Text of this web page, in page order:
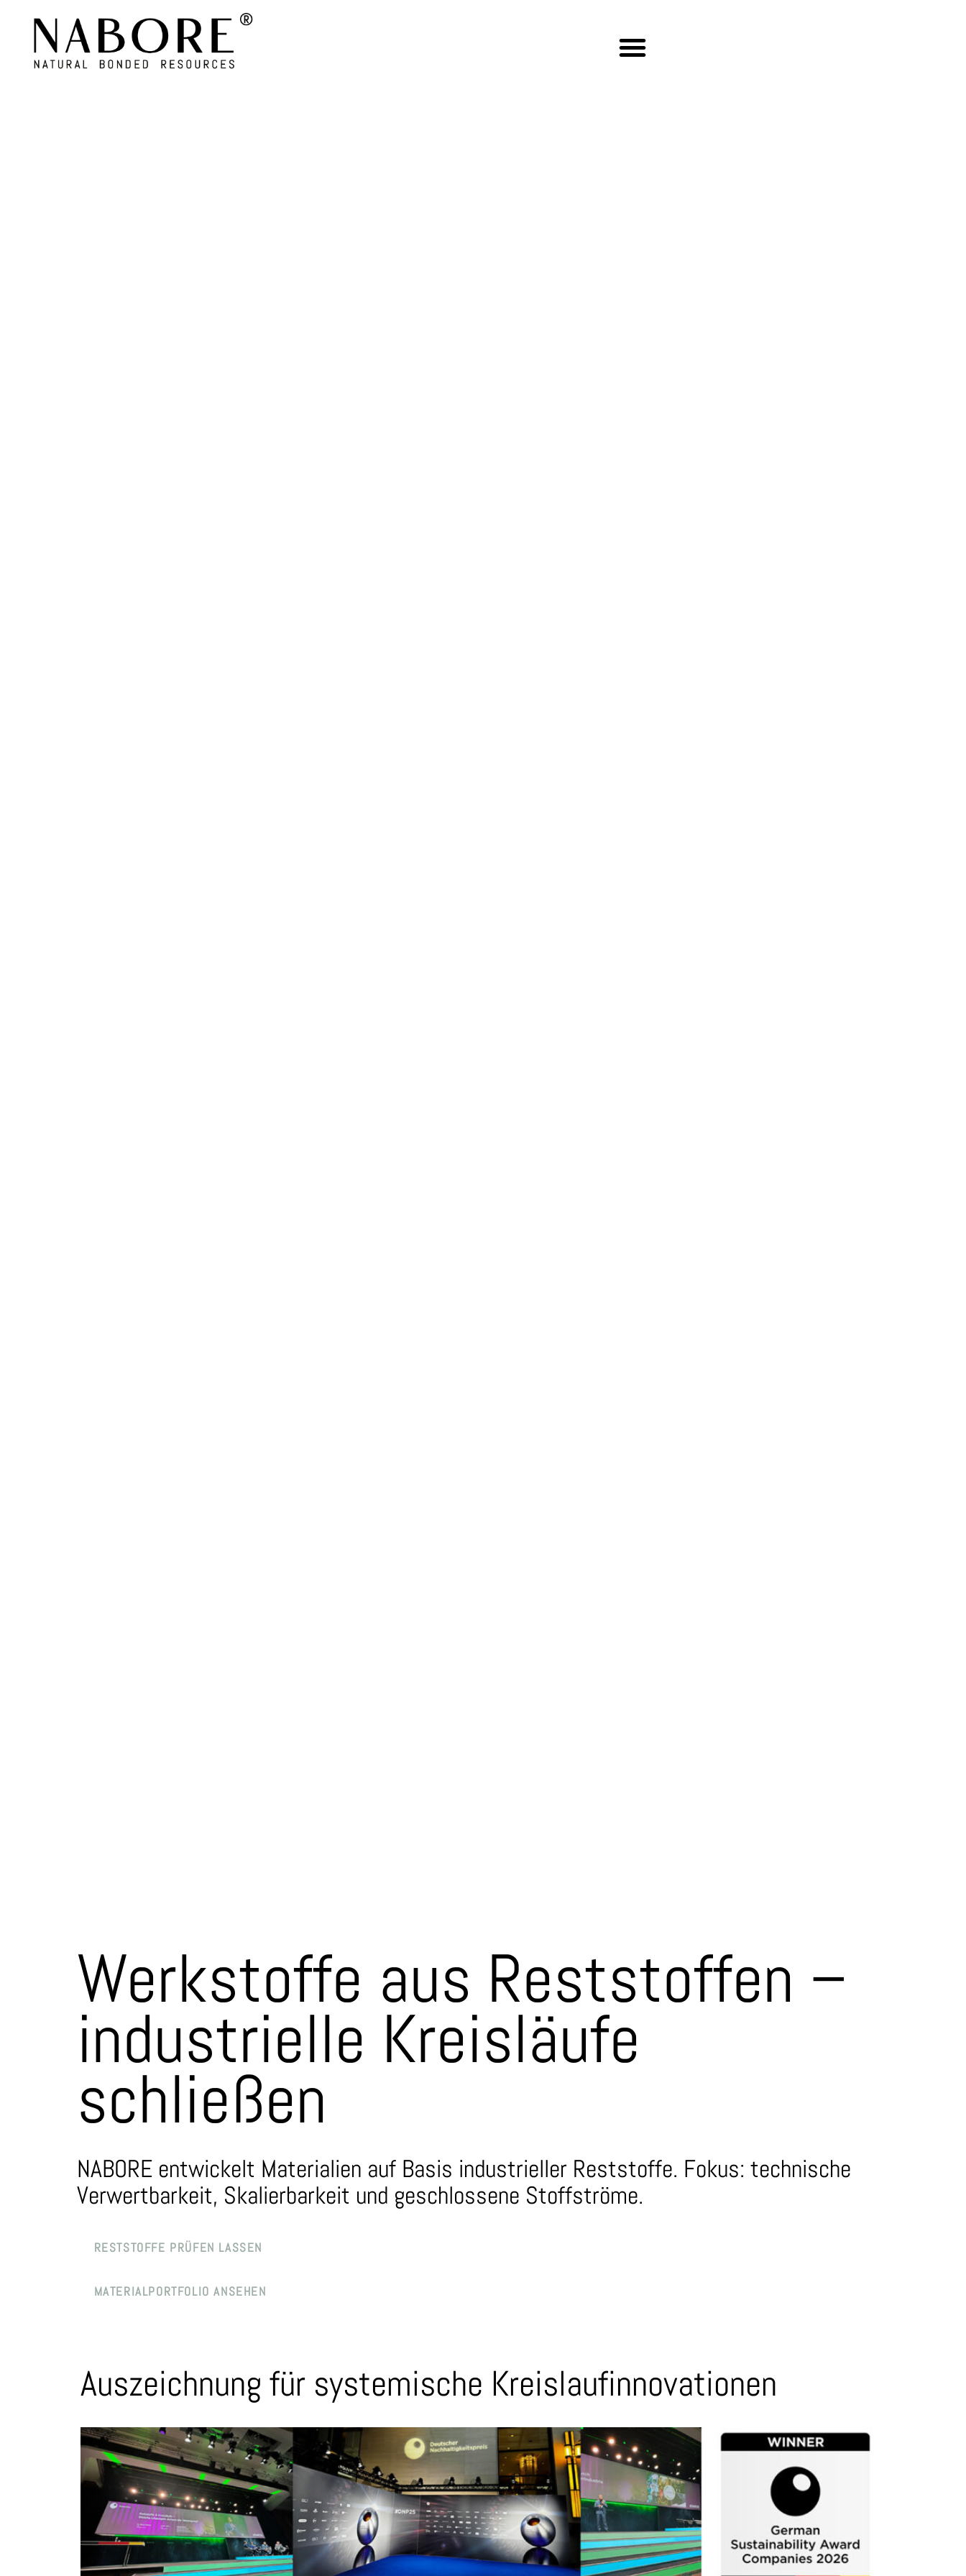
Werkstoffe aus Reststoffen –
industrielle Kreisläufe
schließen
NABORE entwickelt Materialien auf Basis industrieller Reststoffe. Fokus: technische
Verwertbarkeit, Skalierbarkeit und geschlossene Stoffströme.
RESTSTOFFE PRÜFEN LASSEN
MATERIALPORTFOLIO ANSEHEN
Auszeichnung für systemische Kreislaufinnovationen